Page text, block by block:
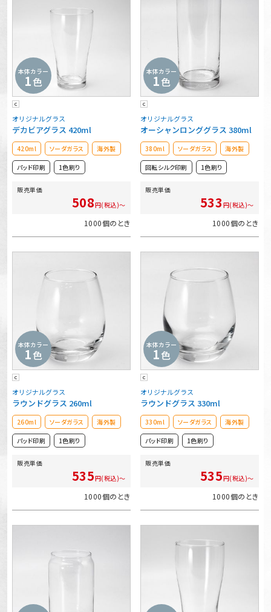
本体カラー
1色
オリジナルグラス
デカビアグラス 420ml
C
420ml ソーダガラス 海外製
パッド印刷 1色刷り
販売単価
508円(税込)～
1000個のとき
本体カラー
1色
オリジナルグラス
オーシャンロンググラス 380ml
C
380ml ソーダガラス 海外製
回転シルク印刷 1色刷り
販売単価
533 円(税込)～
1000個のとき
本体カラー
1色
オリジナルグラス
ラウンドグラス 260ml
C
260ml ソーダガラス 海外製
パッド印刷 1色刷り
販売単価
535円(税込)～
1000個のとき
本体カラー
1色
オリジナルグラス
ラウンドグラス 330ml
C
330ml ソーダガラス 海外製
パッド印刷 1色刷り
販売単価
535円(税込)～
1000個のとき